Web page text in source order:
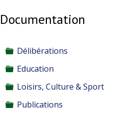
Documentation
Dossier
Délibérations
Dossier
Education
Dossier
Loisirs, Culture & Sport
Dossier
Publications